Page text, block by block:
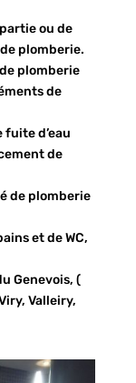
ou de
plomberie.
plomberie
de
d’eau
de
de plomberie
et de WC,
Genevois, (
Valleiry,